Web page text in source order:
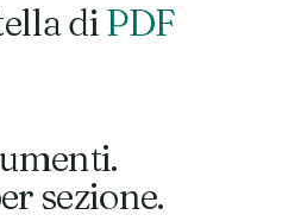
diPDF
sezione.